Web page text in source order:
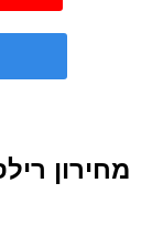
מחירון